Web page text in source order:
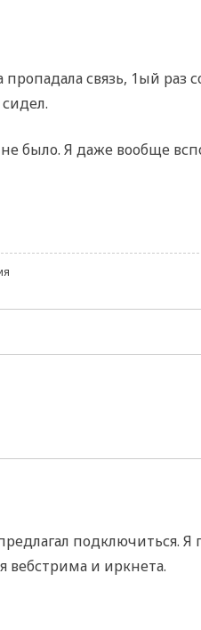
связь, 1ый раз
было. Я даже вообще
подключиться. Я
вебстрима и иркнета.